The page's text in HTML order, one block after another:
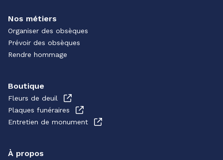
Nos métiers
Organiser des obsèques
Prévoir des obsèques
Rendre hommage
Boutique
Fleurs de deuil
Plaques funéraires
Entretien de monument
À propos